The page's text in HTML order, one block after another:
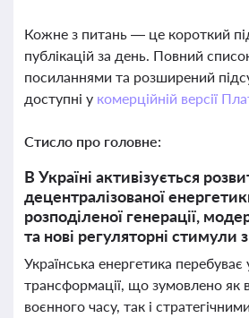
Кожне з питань — це короткий
публікацій за день. Повний
посиланнями та розширений
доступні у комерційній версії
Стисло про головне:
В Україні активізується
децентралізованої
розподіленої генерації,
та нові регуляторні стимули
Українська енергетика перебуває
трансформації, що зумовлено як
воєнного часу, так і